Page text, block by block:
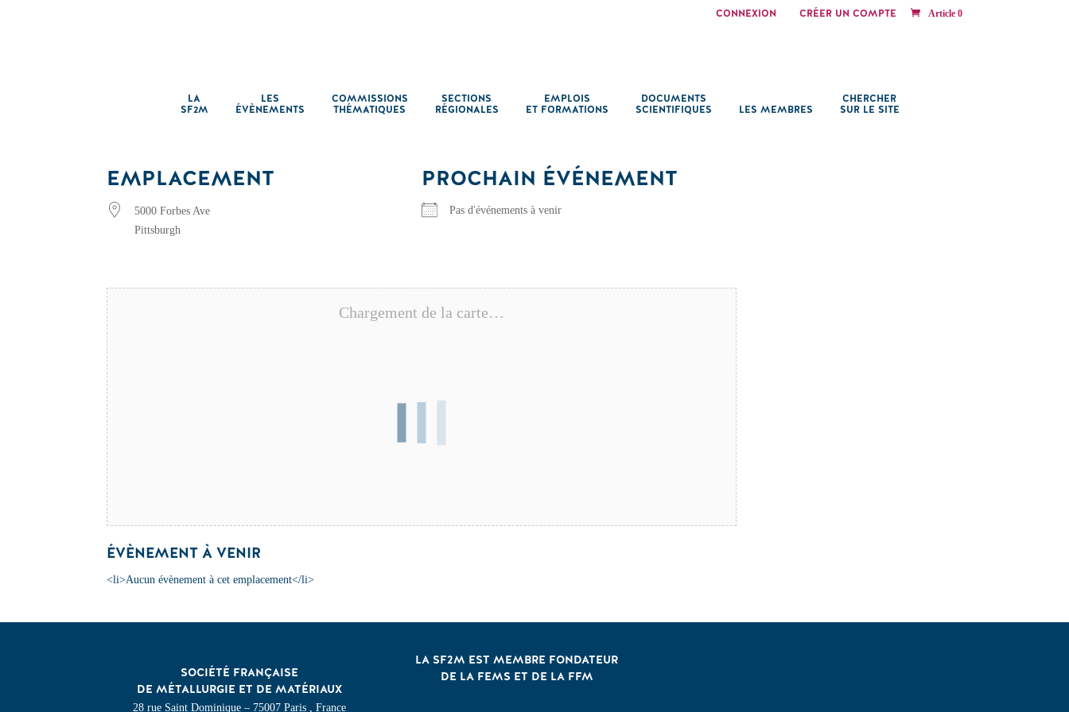
CONNEXION CRÉER UN COMPTE Article 0
LA
SF2M
LES
ÉVÈNEMENTS
COMMISSIONS
THÉMATIQUES
SECTIONS
RÉGIONALES
EMPLOIS
ET FORMATIONS
DOCUMENTS
SCIENTIFIQUES
LES MEMBRES
CHERCHER
SUR LE SITE
EMPLACEMENT
5000 Forbes Ave
Pittsburgh
PROCHAIN ÉVÉNEMENT
Pas d'événements à venir
Chargement de la carte…
ÉVÈNEMENT À VENIR
<li>Aucun évènement à cet emplacement</li>
SOCIÉTÉ FRANÇAISE
DE MÉTALLURGIE ET DE MATÉRIAUX
28 rue Saint Dominique – 75007 Paris , France
LA SF2M EST MEMBRE FONDATEUR
DE LA FEMS ET DE LA FFM